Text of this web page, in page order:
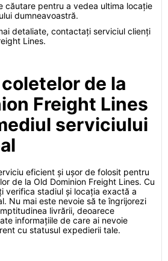
căutare pentru a vedea ultima locație
dumneavoastră.
detaliate, contactați serviciul clienți
Lines.
de la
Freight Lines
serviciului
eficient și ușor de folosit pentru
de la Old Dominion Freight Lines. Cu
verifica stadiul și locația exactă a
Nu mai este nevoie să te îngrijorezi
livrării, deoarece
informațiile de care ai nevoie
cu statusul expedierii tale.